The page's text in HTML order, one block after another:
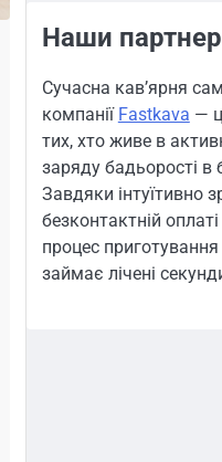
Наши
Сучасна кав’ярня
компанії Fastkava —
тих, хто живе в
заряду бадьорості в
Завдяки інтуїтивно
безконтактній
процес
займає лічені